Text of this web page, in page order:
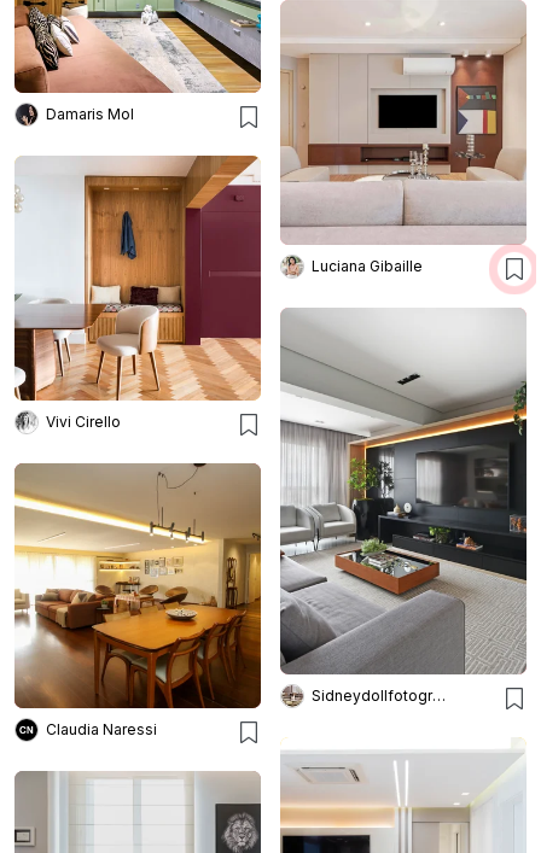
Damaris Mol
Luciana Gibaille
Vivi Cirello
Sidneydollfotografo
Claudia Naressi